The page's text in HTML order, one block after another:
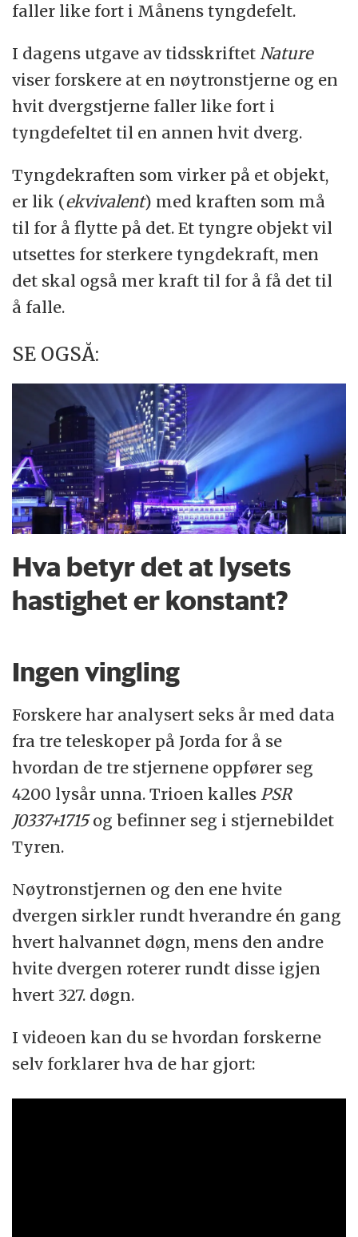
faller like fort i Månens tyngdefelt.
I dagens utgave av tidsskriftetNature
viser forskere at en nøytronstjerne og en
hvit dvergstjerne faller like fort i
tyngdefeltet til en annen hvit dverg.
Tyngdekraften som virker på et objekt,
er lik (ekvivalent) med kraften som må
til for å flytte på det. Et tyngre objekt vil
utsettes for sterkere tyngdekraft, men
det skal også mer kraft til for å få det til
å falle.
SE OGSÅ:
Hva betyr det at lysets
hastighet er konstant?
Ingen vingling
Forskere har analysert seks år med data
fra tre teleskoper på Jorda for å se
hvordan de tre stjernene oppfører seg
4200 lysår unna. Trioen kalles PSR
J0337+1715og befinner seg i stjernebildet
Tyren.
Nøytronstjernen og den ene hvite
dvergen sirkler rundt hverandre én gang
hvert halvannet døgn, mens den andre
hvite dvergen roterer rundt disse igjen
hvert 327. døgn.
I videoen kan du se hvordan forskerne
selv forklarer hva de har gjort: